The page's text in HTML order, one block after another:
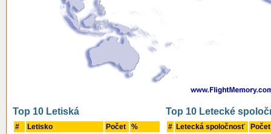
Top 10 Letiská
# Letisko Počet %
Top 10 Letecké
# Letecká spoločnosť